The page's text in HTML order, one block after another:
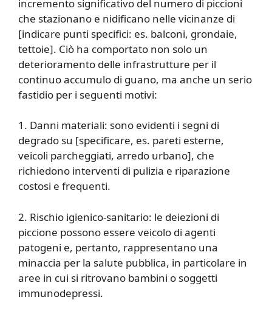
incremento significativo del numero di piccioni
che stazionano e nidificano nelle vicinanze di
[indicare punti specifici: es. balconi, grondaie,
tettoie]. Ciò ha comportato non solo un
deterioramento delle infrastrutture per il
continuo accumulo di guano, ma anche un serio
fastidio per i seguenti motivi:
1. Danni materiali: sono evidenti i segni di
degrado su [specificare, es. pareti esterne,
veicoli parcheggiati, arredo urbano], che
richiedono interventi di pulizia e riparazione
costosi e frequenti.
2. Rischio igienico-sanitario: le deiezioni di
piccione possono essere veicolo di agenti
patogeni e, pertanto, rappresentano una
minaccia per la salute pubblica, in particolare in
aree in cui si ritrovano bambini o soggetti
immunodepressi.